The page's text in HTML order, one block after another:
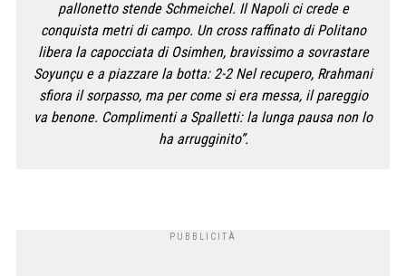
pallonetto stende Schmeichel. Il Napoli ci crede e
conquista metri di campo. Un cross raffinato di Politano
libera la capocciata di Osimhen, bravissimo a sovrastare
Soyunçu e a piazzare la botta: 2-2 Nel recupero, Rrahmani
sfiora il sorpasso, ma per come si era messa, il pareggio
va benone. Complimenti a Spalletti: la lunga pausa non lo
ha arrugginito”.